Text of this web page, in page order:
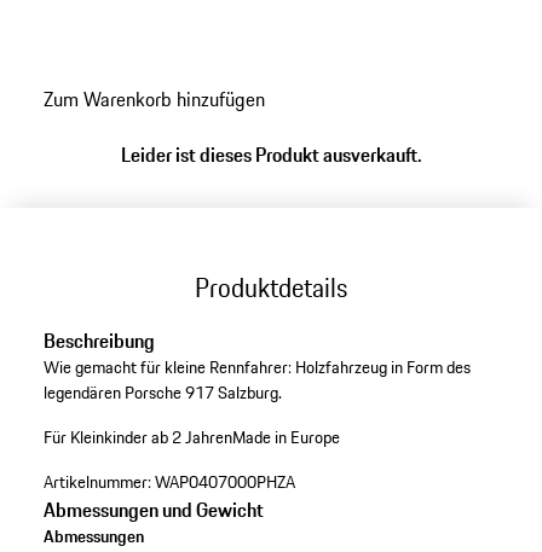
Zum Warenkorb hinzufügen
Leider ist dieses Produkt ausverkauft.
Produktdetails
Beschreibung
Wie gemacht für kleine Rennfahrer: Holzfahrzeug in Form des
legendären Porsche 917 Salzburg.
Für Kleinkinder ab 2 JahrenMade in Europe
Artikelnummer:WAP0407000PHZA
Abmessungen und Gewicht
Abmessungen